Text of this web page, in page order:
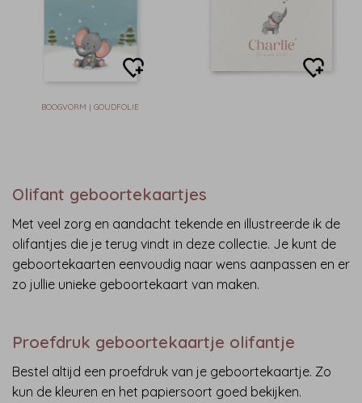
BOOGVORM | GOUDFOLIE
Olifant geboortekaartjes
Met veel zorg en aandacht tekende en illustreerde ik de
olifantjes die je terug vindt in deze collectie. Je kunt de
geboortekaarten eenvoudig naar wens aanpassen en er
zo jullie unieke geboortekaart van maken.
Proefdruk geboortekaartje olifantje
Bestel altijd een proefdruk van je geboortekaartje. Zo
kun de kleuren en het papiersoort goed bekijken.